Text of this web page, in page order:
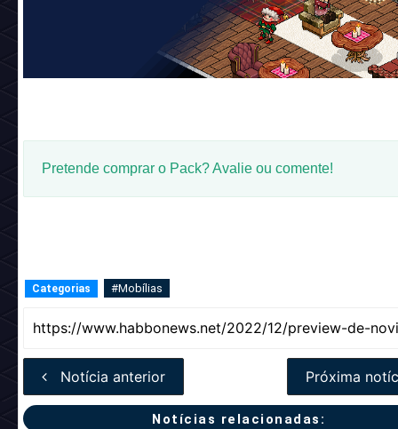
Pretende comprar o Pack? Avalie ou comente!
Categorias #Mobílias
Notícia anterior Próxima
Notícias relacionadas: